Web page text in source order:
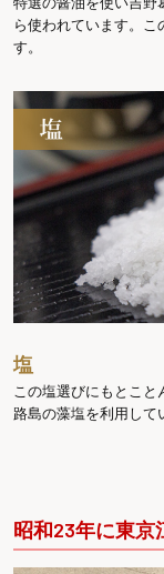
ら使われています。
す。
塩
この塩選びにもとこ
路島の藻塩を利用して
昭和23年に東京